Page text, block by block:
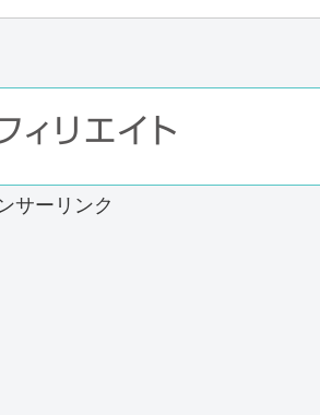
サーリンク